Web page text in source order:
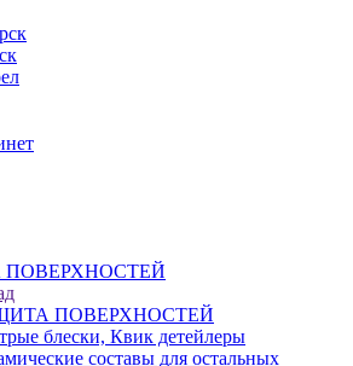
ПОВЕРХНОСТЕЙ
блески, Квик детейлеры
составы для остальных